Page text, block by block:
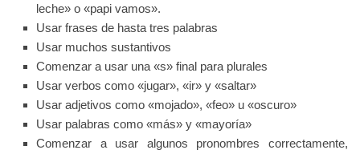
leche» o «papi vamos».
Usar frases de hasta tres palabras
Usar muchos sustantivos
Comenzar a usar una «s» final para plurales
Usar verbos como «jugar», «ir» y «saltar»
Usar adjetivos como «mojado», «feo» u «oscuro»
Usar palabras como «más» y «mayoría»
Comenzar a usar algunos pronombres correctamente,